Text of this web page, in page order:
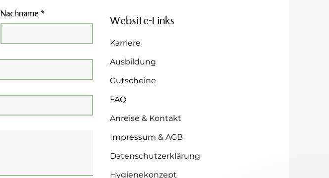
Nachname *
Website-Links
Karriere
Ausbildung
Gutscheine
FAQ
Anreise & Kontakt
Impressum & AGB
Datenschutzerklärung
Hygienekonzept